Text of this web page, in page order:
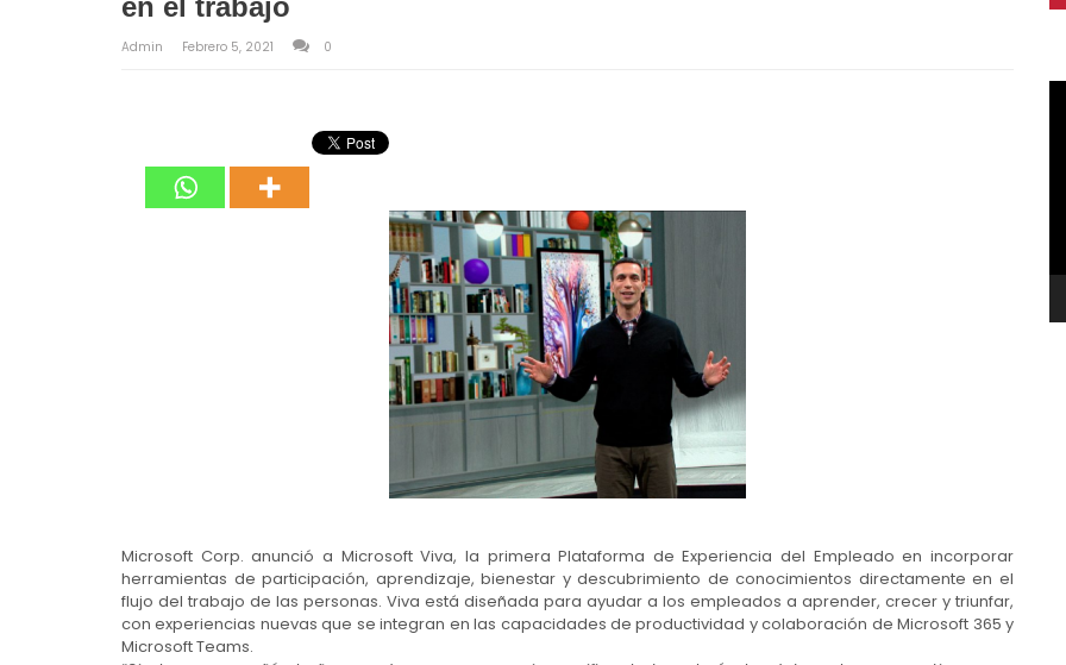
en el trabajo
Admin Febrero 5, 2021 0
Microsoft Corp. anunció a Microsoft Viva, la primera Plataforma de Experiencia del Empleado en incorporar
herramientas de participación, aprendizaje, bienestar y descubrimiento de conocimientos directamente en el
flujo del trabajo de las personas. Viva está diseñada para ayudar a los empleados a aprender, crecer y triunfar,
con experiencias nuevas que se integran en las capacidades de productividad y colaboración de Microsoft 365 y
Microsoft Teams.